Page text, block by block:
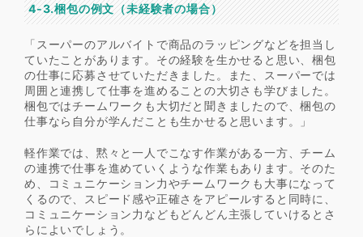
4-3.梱包の例文（未経験者の場合）
「スーパーのアルバイトで商品のラッピングなどを担当し
ていたことがあります。その経験を生かせると思い、梱包
の仕事に応募させていただきました。また、スーパーでは
周囲と連携して仕事を進めることの大切さも学びました。
梱包ではチームワークも大切だと聞きましたので、梱包の
仕事なら自分が学んだことも生かせると思います。」
軽作業では、黙々と一人でこなす作業がある一方、チーム
の連携で仕事を進めていくような作業もあります。そのた
め、コミュニケーション力やチームワークも大事になって
くるので、スピード感や正確さをアピールすると同時に、
コミュニケーション力などもどんどん主張していけるとさ
らによいでしょう。